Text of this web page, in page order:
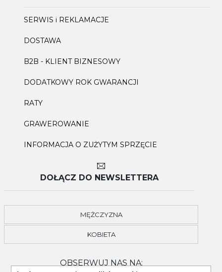
SERWIS i REKLAMACJE
DOSTAWA
B2B - KLIENT BIZNESOWY
DODATKOWY ROK GWARANCJI
RATY
GRAWEROWANIE
INFORMACJA O ZUŻYTYM SPRZĘCIE
DOŁĄCZ DO NEWSLETTERA
MĘŻCZYZNA
KOBIETA
OBSERWUJ NAS NA: